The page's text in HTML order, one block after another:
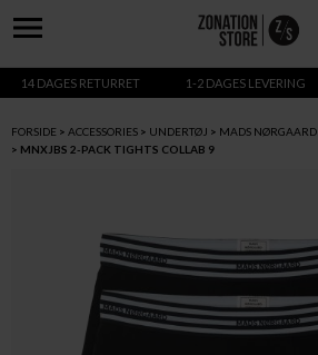
14 DAGES RETURRET 1-2 DAGES LEVERING
FORSIDE ACCESSORIES UNDERTØJ
MADS NØRGAARD
MNXJBS 2-PACK TIGHTS COLLAB 9